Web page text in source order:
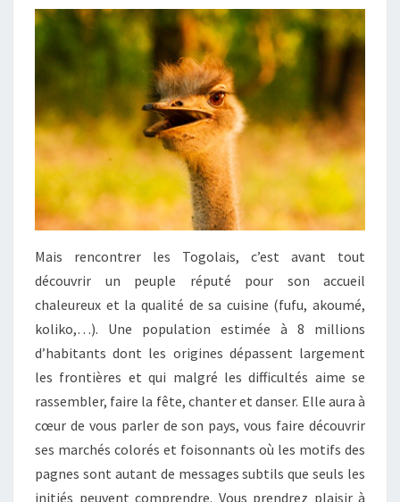
Mais rencontrer les Togolais, c’est avant tout
découvrir un peuple réputé pour son accueil
chaleureux et la qualité de sa cuisine (fufu, akoumé,
koliko,…). Une population estimée à 8 millions
d’habitants dont les origines dépassent largement
les frontières et qui malgré les difficultés aime se
rassembler, faire la fête, chanter et danser. Elle aura à
cœur de vous parler de son pays, vous faire découvrir
ses marchés colorés et foisonnants où les motifs des
pagnes sont autant de messages subtils que seuls les
initiés peuvent comprendre. Vous prendrez plaisir à